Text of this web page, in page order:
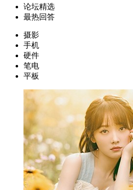
论坛精选
最热回答
摄影
手机
硬件
笔电
平板